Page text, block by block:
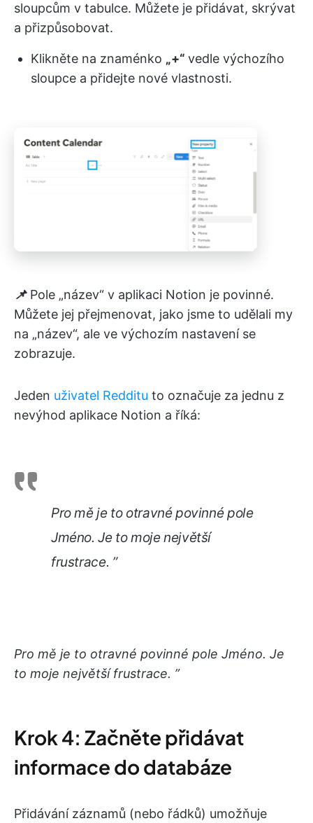
sloupcům v tabulce. Můžete je přidávat, skrývat
a přizpůsobovat.
Klikněte na znaménko „+“ vedle výchozího
sloupce a přidejte nové vlastnosti.
📌Pole „název“ v aplikaci Notion je povinné.
Můžete jej přejmenovat, jako jsme to udělali my
na „název“, ale ve výchozím nastavení se
zobrazuje.
Jeden uživatel Redditu to označuje za jednu z
nevýhod aplikace Notion a říká:
Pro mě je to otravné povinné pole
Jméno. Je to moje největší
frustrace. ”
Pro mě je to otravné povinné pole Jméno. Je
to moje největší frustrace. ”
Krok 4: Začněte přidávat
informace do databáze
Přidávání záznamů (nebo řádků) umožňuje